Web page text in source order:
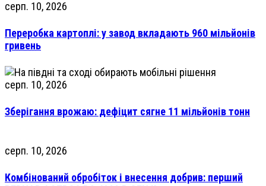
серп. 10, 2026
Переробка картоплі: у завод вкладають 960 мільйонів
гривень
серп. 10, 2026
Зберігання врожаю: дефіцит сягне 11 мільйонів тонн
серп. 10, 2026
Комбінований обробіток і внесення добрив: перший